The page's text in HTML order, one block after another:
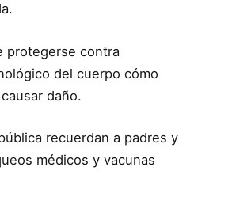
protegerse contra
del cuerpo cómo
daño.
recuerdan a padres y
médicos y vacunas